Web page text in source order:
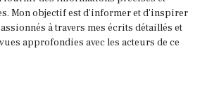
Mon objectif est d'informer et d'inspirer
à travers mes écrits détaillés et
approfondies avec les acteurs de ce